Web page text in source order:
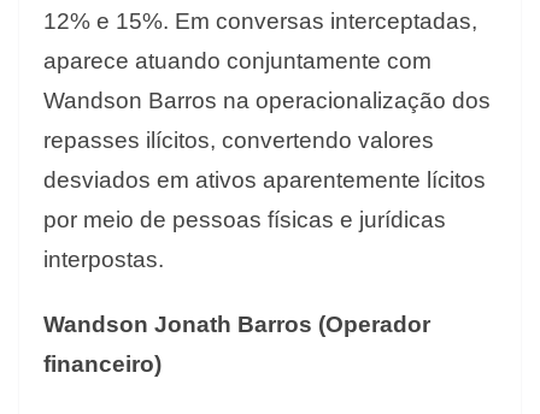
12% e 15%. Em conversas interceptadas,
aparece atuando conjuntamente com
Wandson Barros na operacionalização dos
repasses ilícitos, convertendo valores
desviados em ativos aparentemente lícitos
por meio de pessoas físicas e jurídicas
interpostas.
Wandson Jonath Barros (Operador
financeiro)